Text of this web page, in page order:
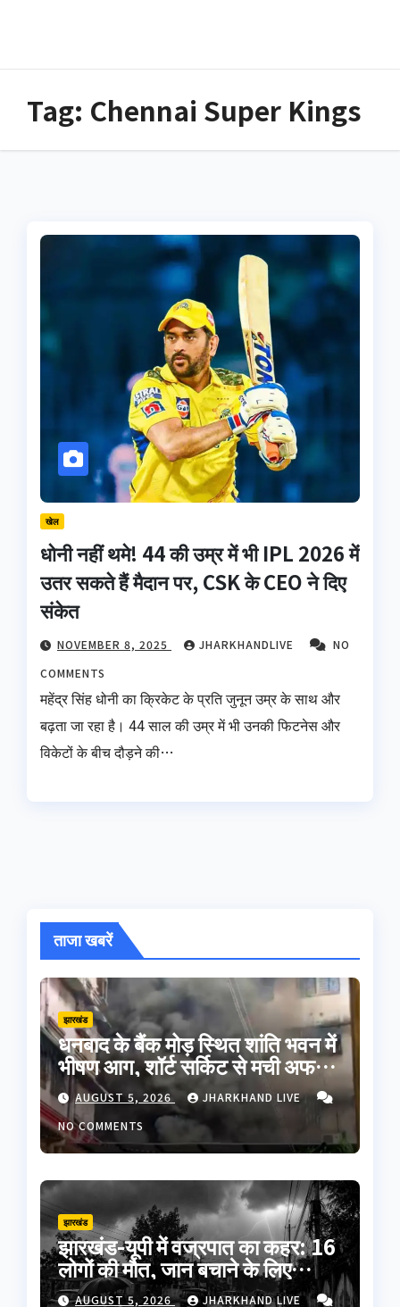
Tag: Chennai Super Kings
खेल
धोनी नहीं थमे! 44 की उम्र में भी IPL 2026 में
उतर सकते हैं मैदान पर, CSK के CEO ने दिए
संकेत
NOVEMBER 8, 2025 JHARKHANDLIVE
NO
COMMENTS
महेंद्र सिंह धोनी का क्रिकेट के प्रति जुनून उम्र के साथ और
बढ़ता जा रहा है। 44 साल की उम्र में भी उनकी फिटनेस और
विकेटों के बीच दौड़ने की…
ताजा खबरें
झारखंड
धनबाद के बैंक मोड़ स्थित शांति भवन में
भीषण आग, शॉर्ट सर्किट से मची अफरा-
तफरी; बड़ा हादसा टला
AUGUST 5, 2026
JHARKHAND LIVE
NO COMMENTS
झारखंड
झारखंड-यूपी में वज्रपात का कहर: 16
लोगों की मौत, जान बचाने के लिए
अपनाएं ये जरूरी सावधानियां
AUGUST 5, 2026
JHARKHAND LIVE